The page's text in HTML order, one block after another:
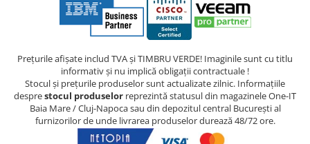
Prețurile afișate includ TVA și TIMBRU VERDE! Imaginile sunt cu titlu
informativ și nu implică obligații contractuale !
Stocul și prețurile produselor sunt actualizate zilnic. Informațiile
desprestocul produselor reprezintă statusul din magazinele One-IT
Baia Mare / Cluj-Napoca sau din depozitul central București al
furnizorilor de unde livrarea produselor durează 48/72 ore.